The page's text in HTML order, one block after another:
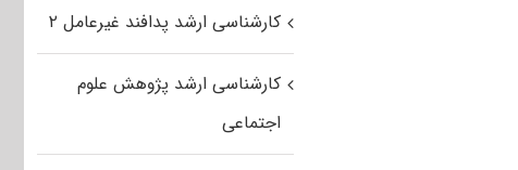
کارشناسی ارشد پدافند غیرعامل ۲
کارشناسی ارشد پژوهش علوم
اجتماعی